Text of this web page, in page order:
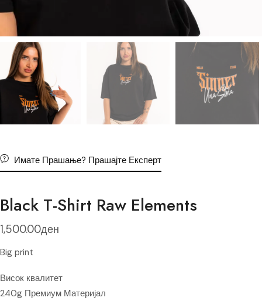
Имате Прашање? Прашајте Експерт
Black T-Shirt Raw Elements
1,500.00ден
Big print
Висок квалитет
240g Премиум Материјал